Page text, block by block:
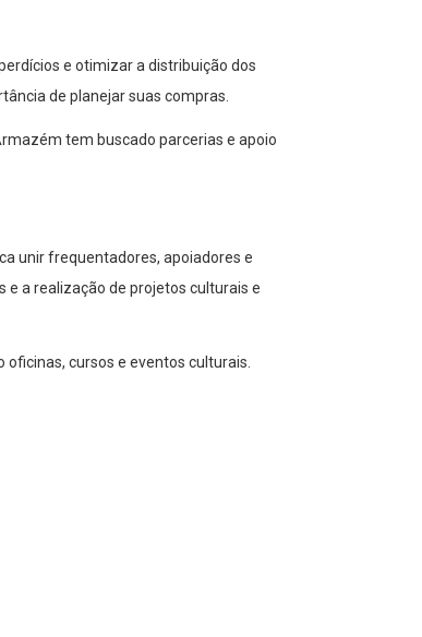
e otimizar a distribuição dos
de planejar suas compras.
tem buscado parcerias e apoio
unir frequentadores, apoiadores e
a realização de projetos culturais e
cursos e eventos culturais.